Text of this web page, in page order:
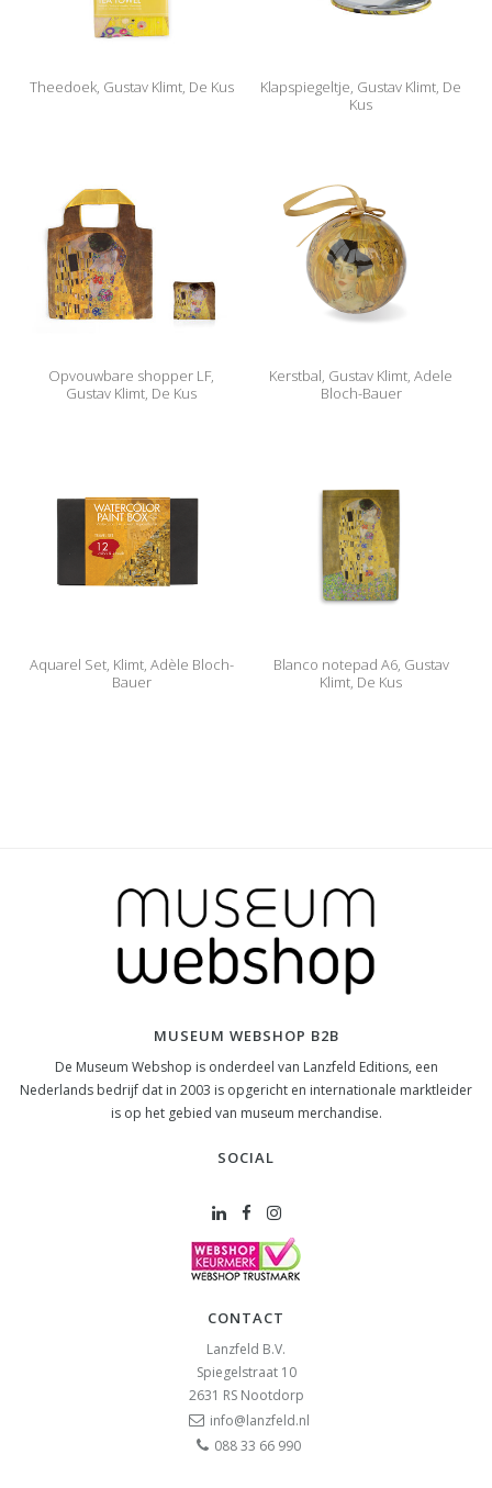
Theedoek, Gustav Klimt, De Kus
Klapspiegeltje, Gustav Klimt, De
Kus
Opvouwbare shopper LF,
Gustav Klimt, De Kus
Kerstbal, Gustav Klimt, Adele
Bloch-Bauer
Aquarel Set, Klimt, Adèle Bloch-
Bauer
Blanco notepad A6, Gustav
Klimt, De Kus
MUSEUM WEBSHOP B2B
De Museum Webshop is onderdeel van Lanzfeld Editions, een
Nederlands bedrijf dat in 2003 is opgericht en internationale marktleider
is op het gebied van museum merchandise.
SOCIAL
CONTACT
Lanzfeld B.V.
Spiegelstraat 10
2631 RS Nootdorp
info@lanzfeld.nl
088 33 66 990